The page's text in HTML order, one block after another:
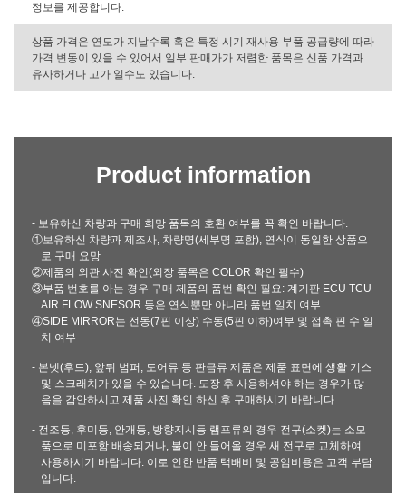
정보를 제공합니다.
상품 가격은 연도가 지날수록 혹은 특정 시기 재사용 부품 공급량에 따라
가격 변동이 있을 수 있어서 일부 판매가가 저렴한 품목은 신품 가격과
유사하거나 고가 일수도 있습니다.
Product information
- 보유하신 차량과 구매 희망 품목의 호환 여부를 꼭 확인 바랍니다.
①보유하신 차량과 제조사, 차량명(세부명 포함), 연식이 동일한 상품으
로 구매 요망
②제품의 외관 사진 확인(외장 품목은 COLOR 확인 필수)
③부품 번호를 아는 경우 구매 제품의 품번 확인 필요: 계기판 ECU TCU
AIR FLOW SNESOR 등은 연식뿐만 아니라 품번 일치 여부
④SIDE MIRROR는 전동(7핀 이상) 수동(5핀 이하)여부 및 접촉 핀 수 일
치 여부
- 본넷(후드), 앞뒤 범퍼, 도어류 등 판금류 제품은 제품 표면에 생활 기스
및 스크래치가 있을 수 있습니다. 도장 후 사용하셔야 하는 경우가 많
음을 감안하시고 제품 사진 확인 하신 후 구매하시기 바랍니다.
- 전조등, 후미등, 안개등, 방향지시등 램프류의 경우 전구(소켓)는 소모
품으로 미포함 배송되거나, 불이 안 들어올 경우 새 전구로 교체하여
사용하시기 바랍니다. 이로 인한 반품 택배비 및 공임비용은 고객 부담
입니다.